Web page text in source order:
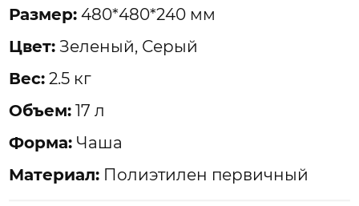
Размер: 480*480*240 мм
Цвет: Зеленый, Серый
Вес: 2.5 кг
Объем: 17 л
Форма: Чаша
Материал: Полиэтилен первичный